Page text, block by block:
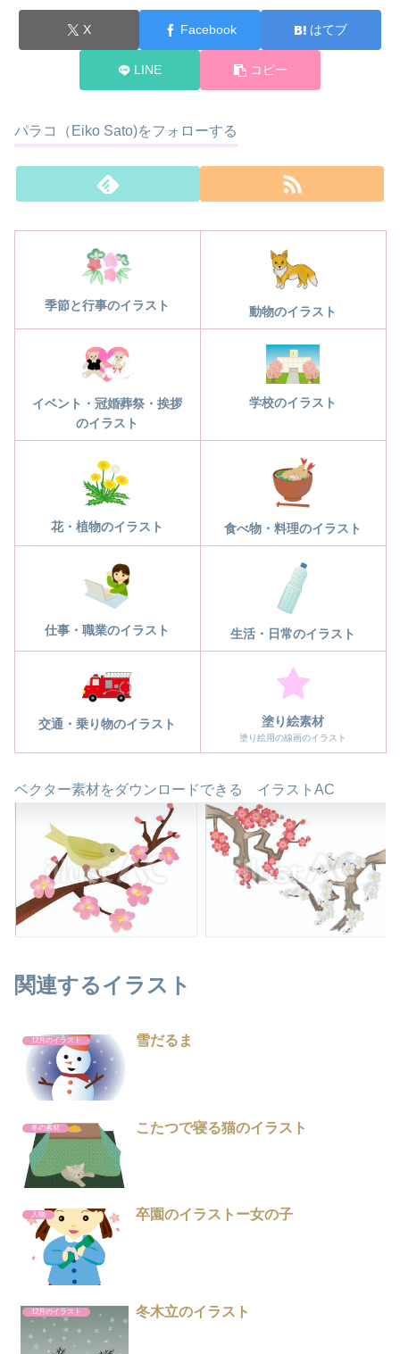
X Facebook はてブ
LINE コピー
パラコ（Eiko Sato)をフォローする
季節と行事のイラスト 動物のイラスト
イベント・冠婚葬祭・挨拶
のイラスト
学校のイラスト
花・植物のイラスト 食べ物・料理のイラスト
仕事・職業のイラスト 生活・日常のイラスト
交通・乗り物のイラスト 塗り絵素材
塗り絵用の線画のイラスト
ベクター素材をダウンロードできる イラストAC
関連するイラスト
12月のイラスト 雪だるま
冬の素材 こたつで寝る猫のイラスト
人物 卒園のイラストー女の子
12月のイラスト 冬木立のイラスト